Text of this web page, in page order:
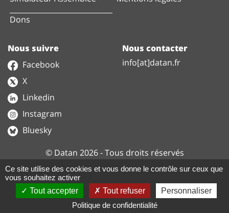
Dons
Nous suivre
Facebook
X
Linkedin
Instagram
Bluesky
Nous contacter
info[at]datan.fr
© Datan 2026 - Tous droits réservés
Nos données sont disponibles sur le site
data.gouv.fr
Notre projet est disponible sur
GitHub
Ce site utilise des cookies et vous donne le contrôle sur ceux que
vous souhaitez activer
Tout accepter
Tout refuser
Personnaliser
Politique de confidentialité